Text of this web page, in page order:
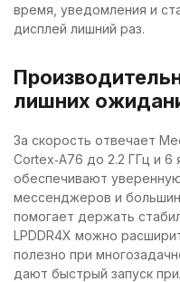
время, уведомления и
дисплей лишний раз.
лишних
За скорость отвечает
Cortex‑A76 до 2.2 ГГц и 6
обеспечивают
мессенджеров и
помогает держать
LPDDR4X можно
полезно при
дают быстрый запуск